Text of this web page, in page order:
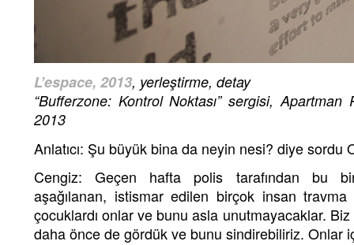
L’espace, 2013, yerleştirme, detay
“Bufferzone: Kontrol Noktası” sergisi,
2013
Anlatıcı: Şu büyük bina da neyin nesi? diye sordu
Cengiz: Geçen hafta polis tarafından bu
aşağılanan, istismar edilen birçok insan
çocuklardı onlar ve bunu asla unutmayacaklar. Biz
daha önce de gördük ve bunu sindirebiliriz. Onlar